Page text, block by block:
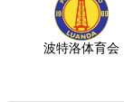
波特洛体育会